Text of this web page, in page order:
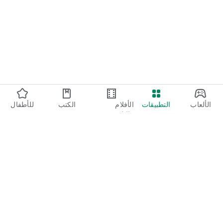
الألعاب التطبيقات
الأفلام
والتلفزيون
الكتب للأطفال